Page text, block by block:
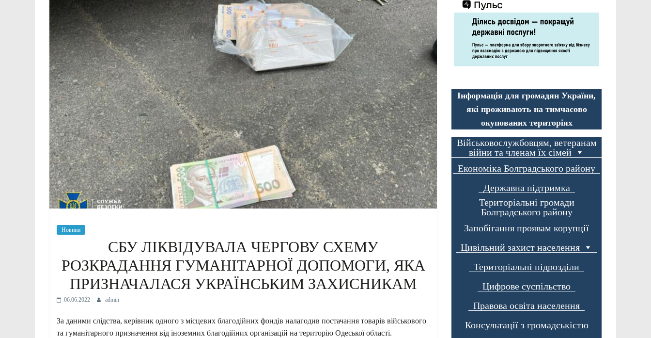
Новини
СБУ ЛІКВІДУВАЛА ЧЕРГОВУ СХЕМУ
РОЗКРАДАННЯ ГУМАНІТАРНОЇ ДОПОМОГИ, ЯКА
ПРИЗНАЧАЛАСЯ УКРАЇНСЬКИМ ЗАХИСНИКАМ
06.06.2022 admin
За даними слідства, керівник одного з місцевих благодійних фондів налагодив постачання товарів військового
та гуманітарного призначення від іноземних благодійних організацій на територію Одеської області.
Інформація для громадян України,
які проживають на тимчасово
окупованих територіях
Військовослужбовцям, ветеранам
війни та членам їх сімей
Економіка Болградського району
Державна підтримка
Територіальні громади
Болградського району
Запобігання проявам корупції
Цивільний захист населення
Територіальні підрозділи
Цифрове суспільство
Правова освіта населення
Консультації з громадськістю